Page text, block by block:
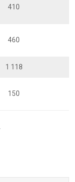
410
460
1 118
150